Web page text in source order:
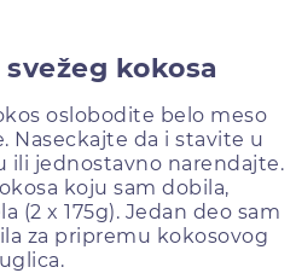
kokosa
oslobodite belo meso
Naseckajte da i stavite u
ili jednostavno narendajte.
koju sam dobila,
(2 x 175g). Jedan deo sam
za pripremu kokosovog